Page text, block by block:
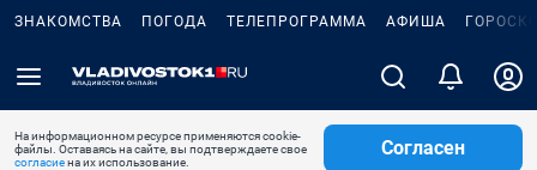
ЗНАКОМСТВА ПОГОДА ТЕЛЕПРОГРАММА АФИША
На информационном ресурсе применяются cookie-
файлы. Оставаясь на сайте, вы подтверждаете свое
согласиена их использование.
Согласен